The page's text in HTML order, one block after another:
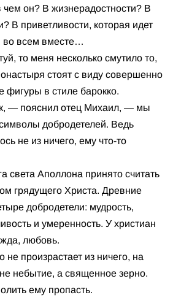
он? В жизнерадостности? В
В приветливости, которая идет
во всем вместе…
то меня несколько смутило то,
стоят с виду совершенно
фигуры в стиле барокко.
— пояснил отец Михаил, — мы
добродетелей. Ведь
не из ничего, ему что-то
света Аполлона принято считать
грядущего Христа. Древние
добродетели: мудрость,
и умеренность. У христиан
любовь.
произрастает из ничего, на
небытие, а священное зерно.
ему пропасть.